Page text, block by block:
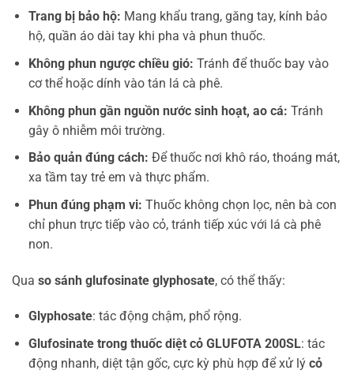
Trang bị bảo hộ: Mang khẩu trang, găng tay, kính bảo
hộ, quần áo dài tay khi pha và phun thuốc.
Không phun ngược chiều gió: Tránh để thuốc bay vào
cơ thể hoặc dính vào tán lá cà phê.
Không phun gần nguồn nước sinh hoạt, ao cá: Tránh
gây ô nhiễm môi trường.
Bảo quản đúng cách: Để thuốc nơi khô ráo, thoáng mát,
xa tầm tay trẻ em và thực phẩm.
Phun đúng phạm vi: Thuốc không chọn lọc, nên bà con
chỉ phun trực tiếp vào cỏ, tránh tiếp xúc với lá cà phê
non.
Qua so sánh glufosinate glyphosate, có thể thấy:
Glyphosate: tác động chậm, phổ rộng.
Glufosinate trong thuốc diệt cỏ GLUFOTA 200SL: tác
động nhanh, diệt tận gốc, cực kỳ phù hợp để xử lý cỏ